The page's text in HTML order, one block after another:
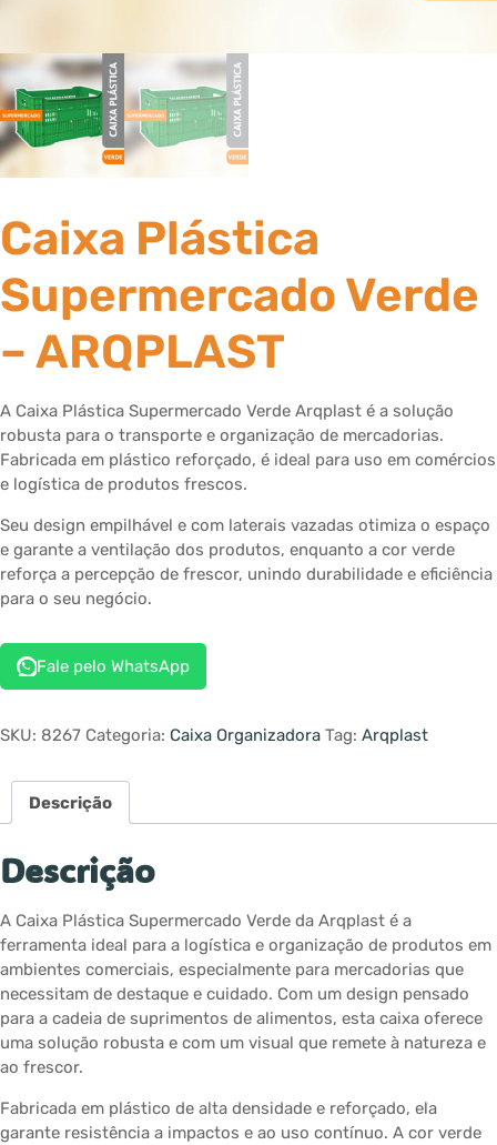
Caixa Plástica
Supermercado Verde
– ARQPLAST
A Caixa Plástica Supermercado Verde Arqplast é a solução
robusta para o transporte e organização de mercadorias.
Fabricada em plástico reforçado, é ideal para uso em comércios
e logística de produtos frescos.
Seu design empilhável e com laterais vazadas otimiza o espaço
e garante a ventilação dos produtos, enquanto a cor verde
reforça a percepção de frescor, unindo durabilidade e eficiência
para o seu negócio.
Fale pelo WhatsApp
SKU: 8267 Categoria: Caixa Organizadora Tag: Arqplast
Descrição
Descrição
A Caixa Plástica Supermercado Verde da Arqplast é a
ferramenta ideal para a logística e organização de produtos em
ambientes comerciais, especialmente para mercadorias que
necessitam de destaque e cuidado. Com um design pensado
para a cadeia de suprimentos de alimentos, esta caixa oferece
uma solução robusta e com um visual que remete à natureza e
ao frescor.
Fabricada em plástico de alta densidade e reforçado, ela
garante resistência a impactos e ao uso contínuo. A cor verde